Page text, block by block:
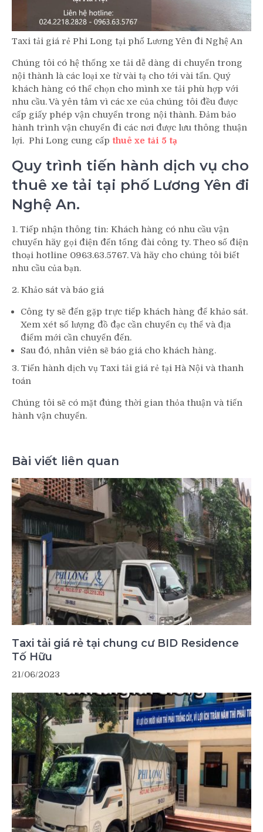
Taxi tải giá rẻ Phi Long tại phố Lương Yên đi Nghệ An
Chúng tôi có hệ thống xe tải dễ dàng di chuyển trong
nội thành là các loại xe từ vài tạ cho tới vài tấn. Quý
khách hàng có thể chọn cho mình xe tải phù hợp với
nhu cầu. Và yên tâm vì các xe của chúng tôi đều được
cấp giấy phép vận chuyển trong nội thành. Đảm bảo
hành trình vận chuyển đi các nơi được lưu thông thuận
lợi. Phi Long cung cấp thuê xe tải 5 tạ
Quy trình tiến hành dịch vụ cho
thuê xe tải tại phố Lương Yên đi
Nghệ An.
1. Tiếp nhận thông tin: Khách hàng có nhu cầu vận
chuyển hãy gọi điện đến tổng đài công ty. Theo số điện
thoại hotline 0963.63.5767. Và hãy cho chúng tôi biết
nhu cầu của bạn.
2. Khảo sát và báo giá
Công ty sẽ đến gặp trực tiếp khách hàng để khảo sát.
Xem xét số lượng đồ đạc cần chuyển cụ thể và địa
điểm mới cần chuyển đến.
Sau đó, nhân viên sẽ báo giá cho khách hàng.
3. Tiến hành dịch vụ Taxi tải giá rẻ tại Hà Nội và thanh
toán
Chúng tôi sẽ có mặt đúng thời gian thỏa thuận và tiến
hành vận chuyển.
Bài viết liên quan
Taxi tải giá rẻ tại chung cư BID Residence
Tố Hữu
21/06/2023